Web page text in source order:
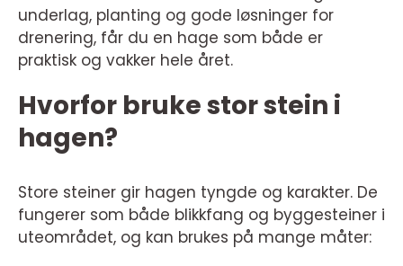
underlag, planting og gode løsninger for
drenering, får du en hage som både er
praktisk og vakker hele året.
Hvorfor bruke stor stein i
hagen?
Store steiner gir hagen tyngde og karakter. De
fungerer som både blikkfang og byggesteiner i
uteområdet, og kan brukes på mange måter: